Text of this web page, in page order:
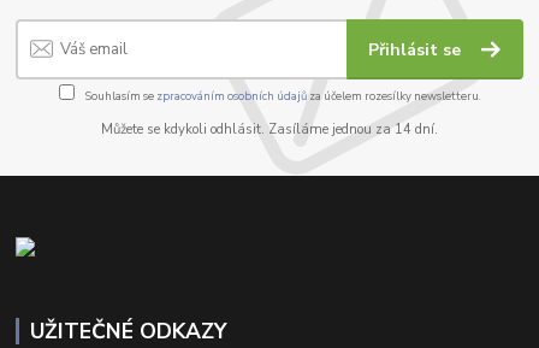
Přihlásit se
Souhlasím se zpracováním osobních údajůza účelem rozesílky newsletteru.
Můžete se kdykoli odhlásit. Zasíláme jednou za 14 dní.
UŽITEČNÉ ODKAZY